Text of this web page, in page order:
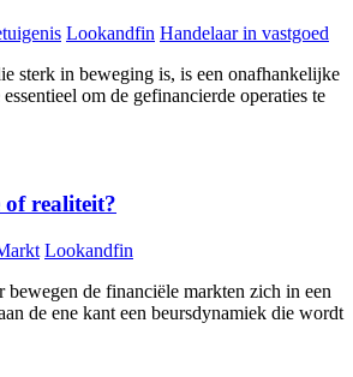
Lookandfin Handelaar in vastgoed
sterk in beweging is, is een onafhankelijke
om de gefinancierde operaties te
realiteit?
Lookandfin
bewegen de financiële markten zich in een
de ene kant een beursdynamiek die wordt